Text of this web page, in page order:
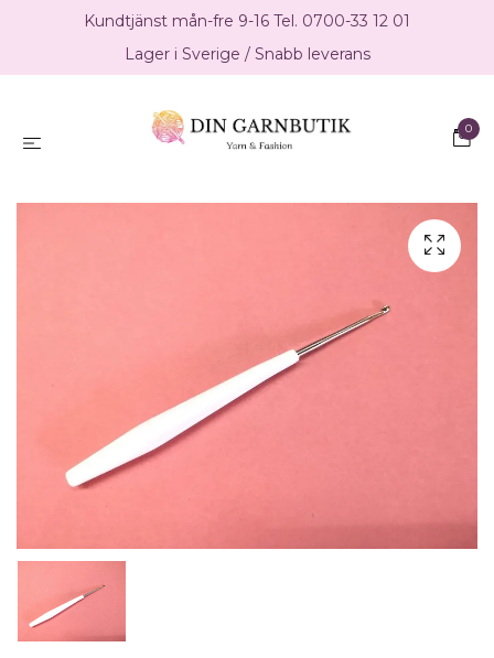
Kundtjänst mån-fre 9-16 Tel. 0700-33 12 01
Lager i Sverige / Snabb leverans
0